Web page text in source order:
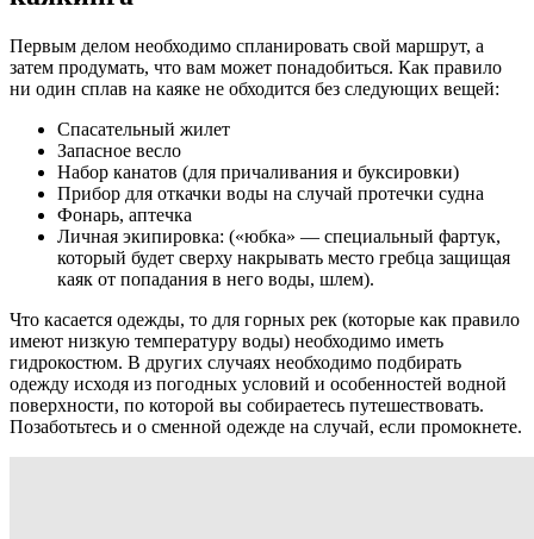
Первым делом необходимо спланировать свой маршрут, а
затем продумать, что вам может понадобиться. Как правило
ни один сплав на каяке не обходится без следующих вещей:
Спасательный жилет
Запасное весло
Набор канатов (для причаливания и буксировки)
Прибор для откачки воды на случай протечки судна
Фонарь, аптечка
Личная экипировка: («юбка» — специальный фартук,
который будет сверху накрывать место гребца защищая
каяк от попадания в него воды, шлем).
Что касается одежды, то для горных рек (которые как правило
имеют низкую температуру воды) необходимо иметь
гидрокостюм. В других случаях необходимо подбирать
одежду исходя из погодных условий и особенностей водной
поверхности, по которой вы собираетесь путешествовать.
Позаботьтесь и о сменной одежде на случай, если промокнете.